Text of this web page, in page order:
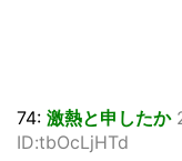
74: 激熱と申したか
ID:tbOcLjHTd